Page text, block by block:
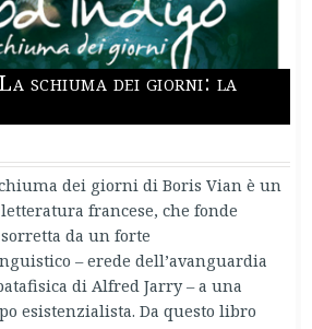
schiuma dei giorni: la
dei giorni di Boris Vian è un
francese, che fonde
da un forte
– erede dell’avanguardia
di Alfred Jarry – a una
esistenzialista. Da questo libro